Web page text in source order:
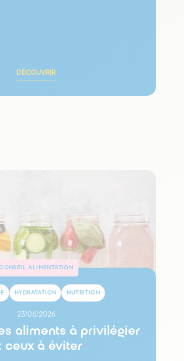
DÉCOUVRIR
ALIMENTATION
HYDRATATION NUTRITION
23/06/2026
aliments à privilégier
ceux à éviter